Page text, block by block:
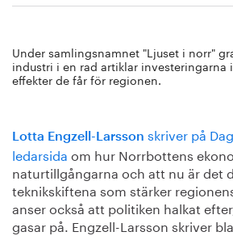
Under samlingsnamnet "Ljuset i norr"
industri i en rad artiklar investeringarna
effekter de får för regionen.
Lotta Engzell-Larsson skriver på
ledarsida om hur Norrbottens
naturtillgångarna och att nu är det
teknikskiftena som stärker
anser också att politiken halkat
gasar på. Engzell-Larsson skriver